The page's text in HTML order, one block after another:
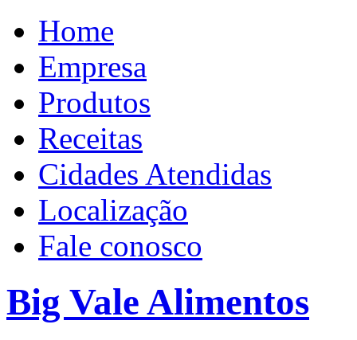
Home
Empresa
Produtos
Receitas
Cidades Atendidas
Localização
Fale conosco
Big Vale Alimentos